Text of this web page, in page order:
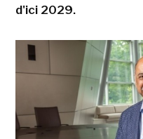
d'ici 2029.